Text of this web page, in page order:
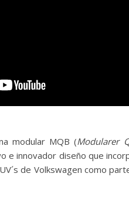
modular MQB (Modularer
e innovador diseño que
de Volkswagen como